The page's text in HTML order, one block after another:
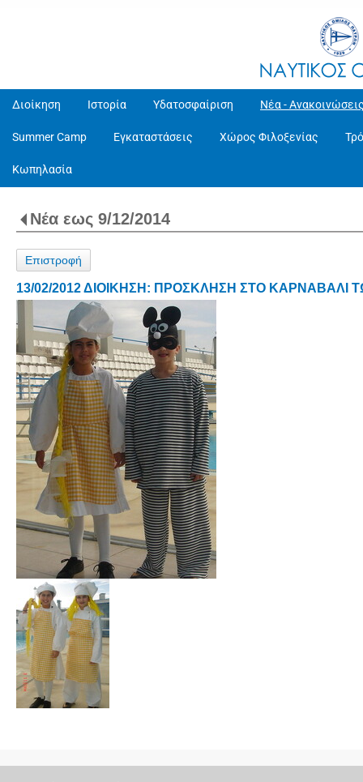
Διοίκηση Ιστορία Υδατοσφαίριση Νέα -
Summer Camp Εγκαταστάσεις Χώρος Φιλοξενίας
Κωπηλασία
Νέα εως 9/12/2014
Επιστροφή
13/02/2012 ΔΙΟΙΚΗΣΗ: ΠΡΟΣΚΛΗΣΗ ΣΤΟ ΚΑΡΝΑΒΑΛΙ